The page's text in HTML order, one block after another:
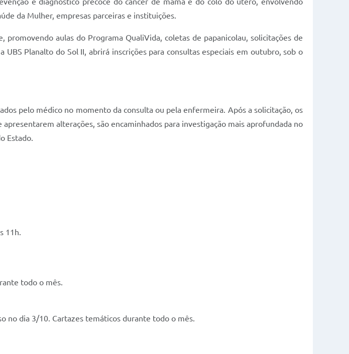
da Mulher, empresas parceiras e instituições.
aulas do Programa QualiVida, coletas de papanicolau, solicitações de
Planalto do Sol II, abrirá inscrições para consultas especiais em outubro, sob o
pelo médico no momento da consulta ou pela enfermeira. Após a solicitação, os
alterações, são encaminhados para investigação mais aprofundada no
Estado.
11h.
todo o mês.
no dia 3/10. Cartazes temáticos durante todo o mês.